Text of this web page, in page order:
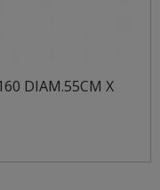
DIAM.55CM X